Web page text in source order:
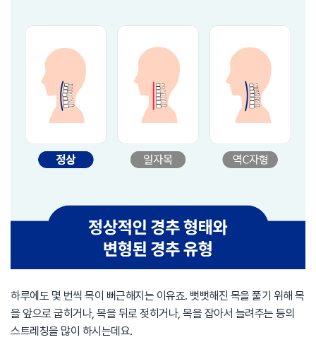
하루에도 몇 번씩 목이 뻐근해지는 이유죠. 뻣뻣해진 목을 풀기 위해 목
을 앞으로 굽히거나, 목을 뒤로 젖히거나, 목을 잡아서 늘려주는 등의
스트레칭을 많이 하시는데요.